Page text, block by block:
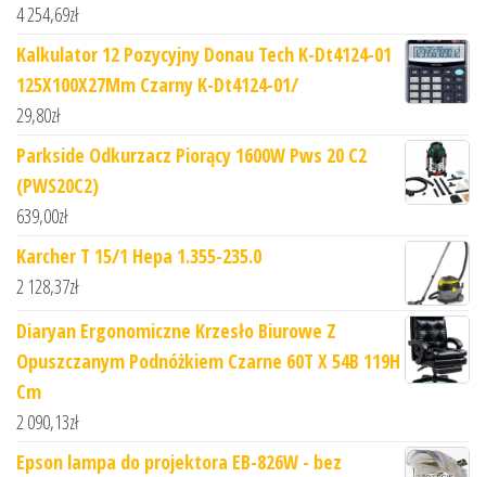
4 254,69zł
Kalkulator 12 Pozycyjny Donau Tech K-Dt4124-01
125X100X27Mm Czarny K-Dt4124-01/
29,80zł
Parkside Odkurzacz Piorący 1600W Pws 20 C2
(PWS20C2)
639,00zł
Karcher T 15/1 Hepa 1.355-235.0
2 128,37zł
Diaryan Ergonomiczne Krzesło Biurowe Z
Opuszczanym Podnóżkiem Czarne 60T X 54B 119H
Cm
2 090,13zł
Epson lampa do projektora EB-826W - bez